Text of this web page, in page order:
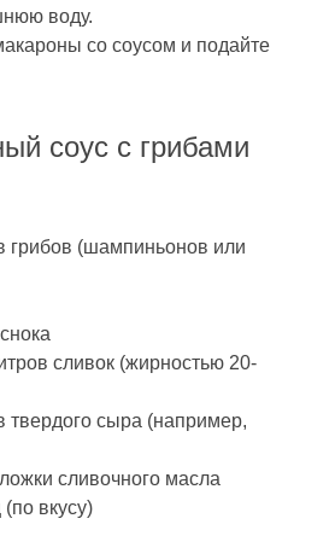
воду.
со соусом и подайте
соус с грибами
грибов (шампиньонов или
сливок (жирностью 20-
твердого сыра (например,
сливочного масла
вкусу)